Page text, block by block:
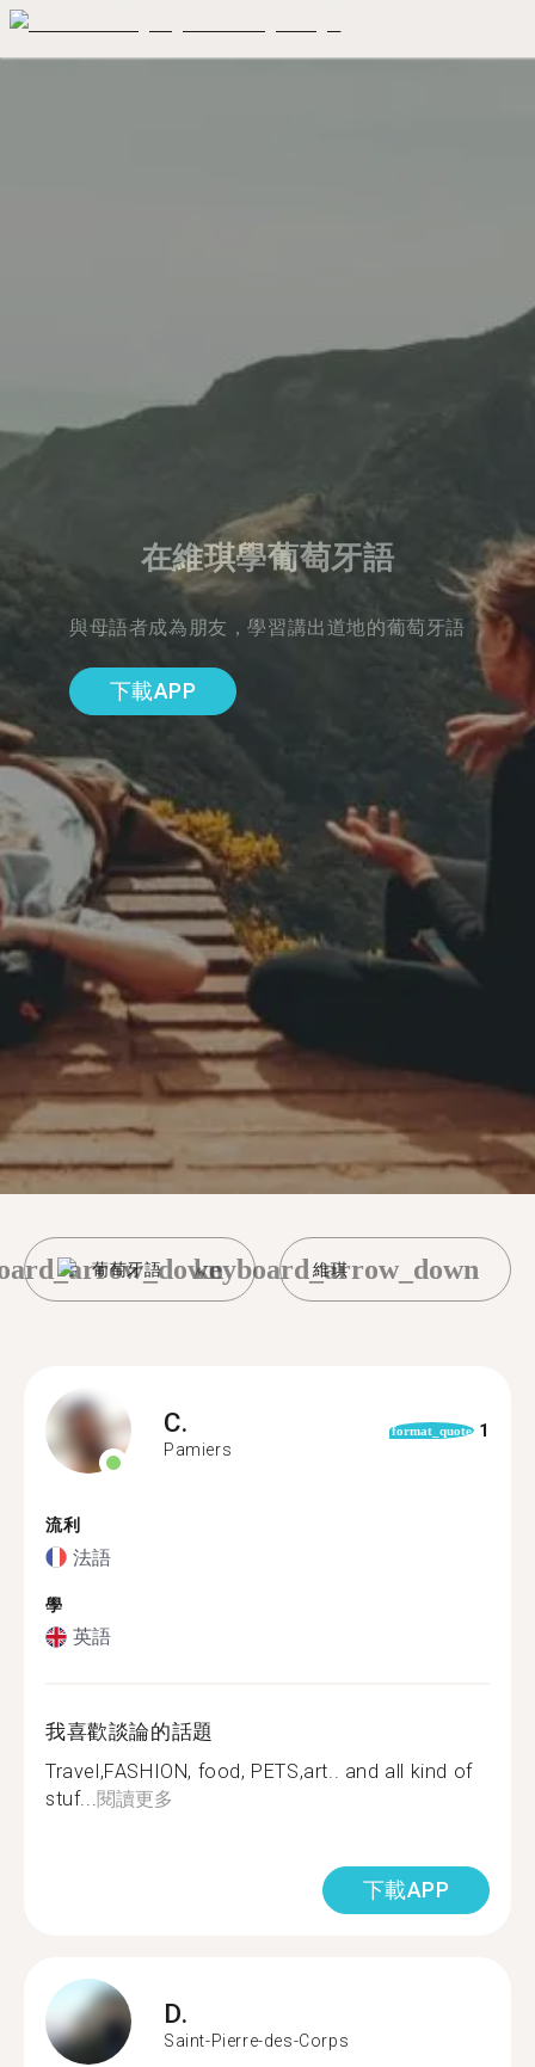
在維琪學葡萄牙語
與母語者成為朋友，學習講出道地的葡萄牙語
下載APP
葡萄牙語 維琪
keyboard_arrow_down
C.
Pamiers
format_quote 1
流利
法語
學
英語
我喜歡談論的話題
Travel,FASHION, food, PETS,art.. and all kind of
stuf...閱讀更多
下載APP
D.
Saint-Pierre-des-Corps